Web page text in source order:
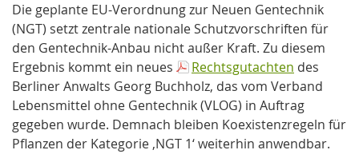
Die geplante EU-Verordnung zur Neuen Gentechnik
(NGT) setzt zentrale nationale Schutzvorschriften für
den Gentechnik-Anbau nicht außer Kraft. Zu diesem
Ergebnis kommt ein neues
Rechtsgutachten des
Berliner Anwalts Georg Buchholz, das vom Verband
Lebensmittel ohne Gentechnik (VLOG) in Auftrag
gegeben wurde. Demnach bleiben Koexistenzregeln für
Pflanzen der Kategorie ‚NGT 1‘ weiterhin anwendbar.